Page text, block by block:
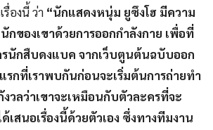
รื่องนี้ ว่า “นักแสดงหนุ่ม ยูซึงโฮ มีความ
กของเขาด้วยการออกกำลังกาย เพื่อที่
นักสืบดงแบค จากเว็บตูนต้นฉบับออก
กที่เราพบกันก่อนจะเริ่มต้นการถ่ายทำ
งวลว่าเขาจะเหมือนกับตัวละครที่จะ
เสนอเรื่องนี้ด้วยตัวเอง ซึ่งทางทีมงาน